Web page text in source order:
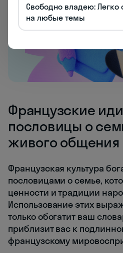
Французские
пословицы о
живого общения
Французская культура
пословицами о семье,
ценности и традиции
Использование этих
только обогатит ваш
приблизит вас к
французскому
Свободно владею:
на любые темы